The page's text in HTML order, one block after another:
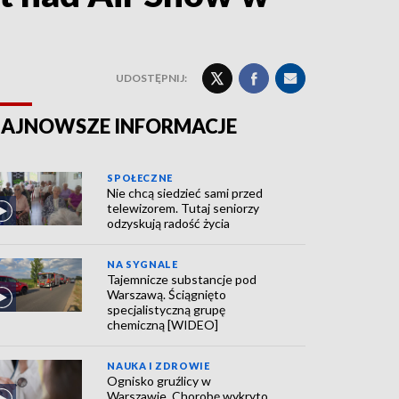
UDOSTĘPNIJ:
INFORMACJE
SPOŁECZNE
Nie chcą siedzieć sami przed
telewizorem. Tutaj seniorzy
odzyskują radość życia
NA SYGNALE
Tajemnicze substancje pod
Warszawą. Ściągnięto
specjalistyczną grupę
chemiczną [WIDEO]
NAUKA I ZDROWIE
Ognisko gruźlicy w
Warszawie. Chorobę wykryto